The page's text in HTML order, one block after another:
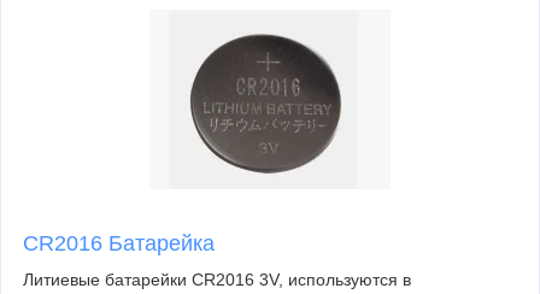
CR2016 Батарейка
Литиевые батарейки CR2016 3V, используются в